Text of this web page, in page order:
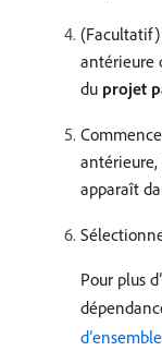
(Facultatif)
antérieure
du projet
antérieure,
apparaît
Pour plus